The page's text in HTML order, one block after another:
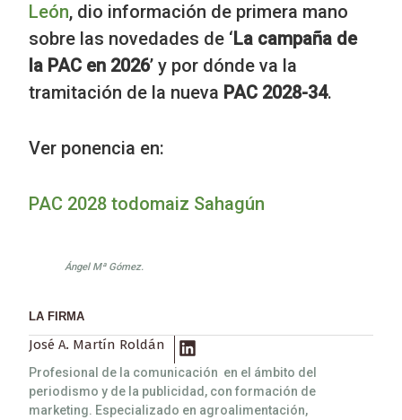
León, dio información de primera mano
sobre las novedades de ‘La campaña de
la PAC en 2026’ y por dónde va la
tramitación de la nueva PAC 2028-34.
Ver ponencia en:
PAC 2028 todomaiz Sahagún
Ángel Mª Gómez.
LA FIRMA
José A. Martín Roldán
Profesional de la comunicación en el ámbito del
periodismo y de la publicidad, con formación de
marketing. Especializado en agroalimentación,